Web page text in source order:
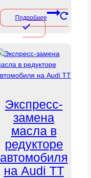
Подробнее
Экспресс-
замена
масла в
редукторе
автомобиля
на Audi TT